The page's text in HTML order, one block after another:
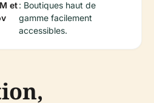
et: Boutiques haut de
gamme facilement
accessibles.